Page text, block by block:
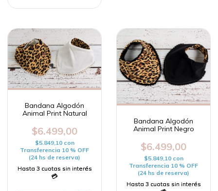
Bandana Algodón
Animal Print Natural
$6.499,00
$5.849,10 con
Transferencia 10 % OFF
(24 hs de reserva)
Bandana Algodón
Animal Print Negro
$6.499,00
$5.849,10 con
Transferencia 10 % OFF
(24 hs de reserva)